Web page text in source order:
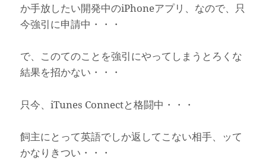
か手放したい開発中のiPhoneアプリ、なので、只
今強引に申請中・・・
で、このてのことを強引にやってしまうとろくな
結果を招かない・・・
只今、iTunes Connectと格闘中・・・
飼主にとって英語でしか返してこない相手、ッて
かなりきつい・・・